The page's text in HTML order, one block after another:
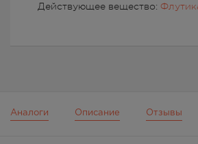
Действующее вещество:
Аналоги Описание Отзывы